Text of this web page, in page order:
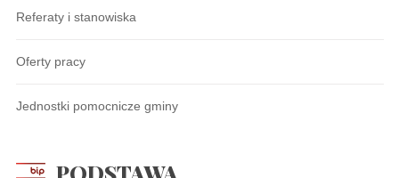
Referaty i stanowiska
Oferty pracy
Jednostki pomocnicze gminy